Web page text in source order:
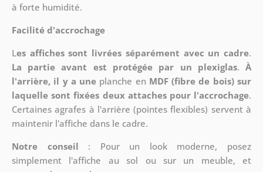
à forte humidité.
Facilité d'accrochage
Les affiches sont livrées séparément avec un cadre.
La partie avant est protégée par un plexiglas.À
l'arrière, il y a une planche en MDF (fibre de bois) sur
laquelle sont fixées deux attaches pour l'accrochage.
Certaines agrafes à l'arrière (pointes flexibles) servent à
maintenir l'affiche dans le cadre.
Notre conseil : Pour un look moderne, posez
simplement l'affiche au sol ou sur un meuble, et